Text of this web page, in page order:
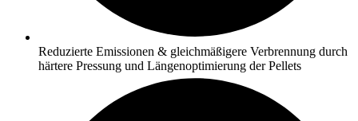
Reduzierte Emissionen & gleichmäßigere Verbrennung durch
härtere Pressung und Längenoptimierung der Pellets